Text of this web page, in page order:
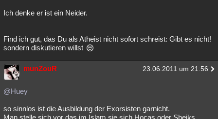
Ich denke er ist ein Neider.
Find ich gut, das Du als Atheist nicht sofort schreist: Gibt es nicht!
sondern diskutieren willst
munZouR 23.06.2011 um 21:56
@Huey
so sinnlos ist die Ausbildung der Exorsisten garnicht.
Man stelle sich vor das im Islam sie sich Hocas oder Sheiks